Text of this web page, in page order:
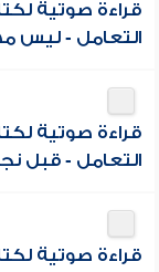
قراءة صوتية
التعامل - ليس
قراءة صوتية
التعامل - قبل
قراءة صوتية